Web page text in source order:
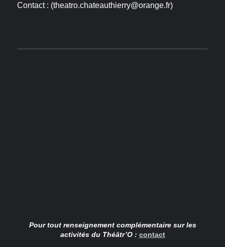
Contact : (theatro.chateauthierry@orange.fr)
Pour tout renseignement complémentaire sur les
activités du Théâtr’O : contact